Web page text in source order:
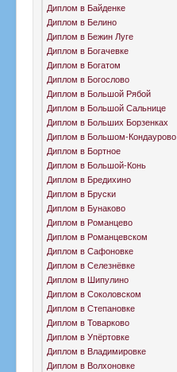
Диплом в Байденке
Диплом в Белино
Диплом в Бежин Луге
Диплом в Богачевке
Диплом в Богатом
Диплом в Богослово
Диплом в Большой Рябой
Диплом в Большой Сальнице
Диплом в Больших Борзенках
Диплом в Большом-Кондаурово
Диплом в Бортное
Диплом в Большой-Конь
Диплом в Бредихино
Диплом в Бруски
Диплом в Бунаково
Диплом в Романцево
Диплом в Романцевском
Диплом в Сафоновке
Диплом в Селезнёвке
Диплом в Шипулино
Диплом в Соколовском
Диплом в Степановке
Диплом в Товарково
Диплом в Упёртовке
Диплом в Владимировке
Диплом в Волхоновке